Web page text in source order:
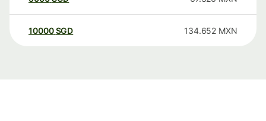
10000 SGD 134.652 MXN